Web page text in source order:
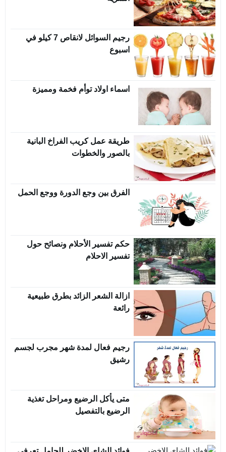
رجيم السوائل لانقاص 7 كيلو في
اسبوع
اسماء اولاد توأم فخمة ومميزة
طريقة عمل كريب الفراخ البانية
بالصور والخطوات
الفرق بين وجع الدورة ووجع الحمل
حكم تفسير الأحلام ونصائح حول
تفسير الاحلام
ازالة الشعر الزائد بطرق طبيعية
رائعة
رجيم فعال لمدة شهر مجرب لجسم
رشيق
متى يأكل الرضيع ومراحل تغذية
الرضيع بالتفصيل